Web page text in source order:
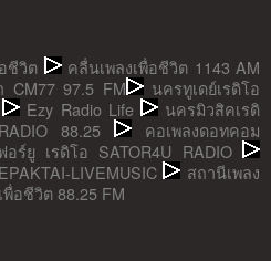
ชีวิต
คลื่นเพลงเพื่อชีวิต 1143 AM
CM77 97.5 FM
นครทูเดย์เรดิโอ
Ezy Radio Life
นครมิวสิคเรดิ
88.25
คอเพลงดอทคอม
อร์ยู เรดิโอ SATOR4U RADIO
LIVEMUSIC
สถานีเพลง
อชีวิต 88.25 FM